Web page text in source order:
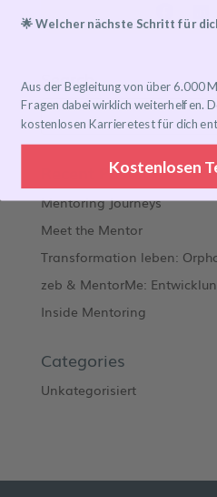
Search
Recent Posts
Mentoring Journeys
Meet the Mentor
Transformation leben:
zeb & MentorMe:
Inside Mentoring
Categories
Unkategorisiert
🌟 Welcher nächste Schritt für
Aus der Begleitung von über 6.000
Fragen dabei wirklich weiterhelfen.
kostenlosen Karrieretest für dich
Kostenlosen